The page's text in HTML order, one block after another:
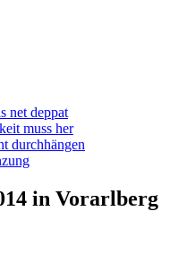
net deppat
muss her
durchhängen
in Vorarlberg